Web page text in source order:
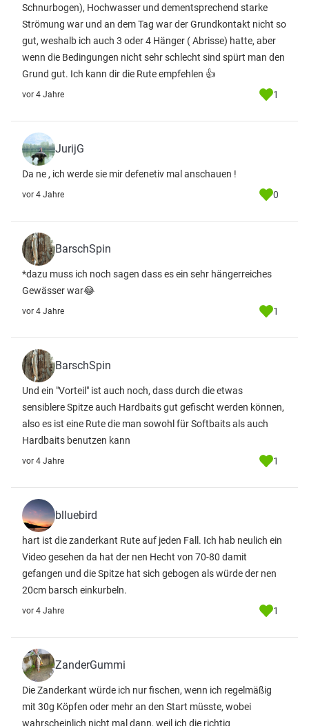
Schnurbogen), Hochwasser und dementsprechend starke
Strömung war und an dem Tag war der Grundkontakt nicht so
gut, weshalb ich auch 3 oder 4 Hänger ( Abrisse) hatte, aber
wenn die Bedingungen nicht sehr schlecht sind spürt man den
Grund gut. Ich kann dir die Rute empfehlen 👍
vor 4 Jahre 1
JurijG
Da ne , ich werde sie mir defenetiv mal anschauen !
vor 4 Jahre 0
BarschSpin
*dazu muss ich noch sagen dass es ein sehr hängerreiches
Gewässer war😂
vor 4 Jahre 1
BarschSpin
Und ein "Vorteil" ist auch noch, dass durch die etwas
sensiblere Spitze auch Hardbaits gut gefischt werden können,
also es ist eine Rute die man sowohl für Softbaits als auch
Hardbaits benutzen kann
vor 4 Jahre 1
blluebird
hart ist die zanderkant Rute auf jeden Fall. Ich hab neulich ein
Video gesehen da hat der nen Hecht von 70-80 damit
gefangen und die Spitze hat sich gebogen als würde der nen
20cm barsch einkurbeln.
vor 4 Jahre 1
ZanderGummi
Die Zanderkant würde ich nur fischen, wenn ich regelmäßig
mit 30g Köpfen oder mehr an den Start müsste, wobei
wahrscheinlich nicht mal dann, weil ich die richtig